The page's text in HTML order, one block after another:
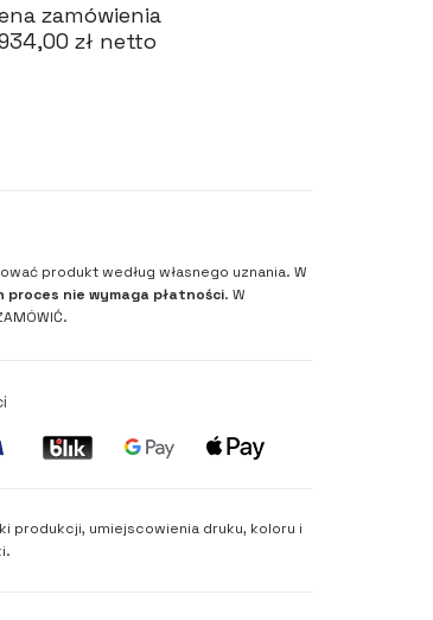
zamówienia
zł netto
produkt według własnego uznania. W
proces nie wymaga płatności. W
produkcji, umiejscowienia druku, koloru i